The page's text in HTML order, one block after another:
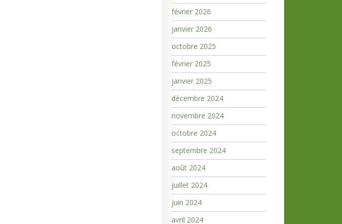
février 2026
janvier 2026
octobre 2025
février 2025
janvier 2025
décembre 2024
novembre 2024
octobre 2024
septembre 2024
août 2024
juillet 2024
juin 2024
avril 2024